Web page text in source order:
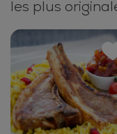
les plus